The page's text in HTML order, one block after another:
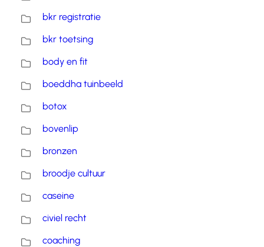
bkr registratie
bkr toetsing
body en fit
boeddha tuinbeeld
botox
bovenlip
bronzen
broodje cultuur
caseine
civiel recht
coaching